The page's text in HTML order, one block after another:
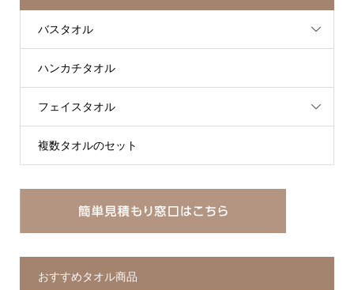
バスタオル
ハンカチタオル
フェイスタオル
複数タオルのセット
おすすめタオル商品